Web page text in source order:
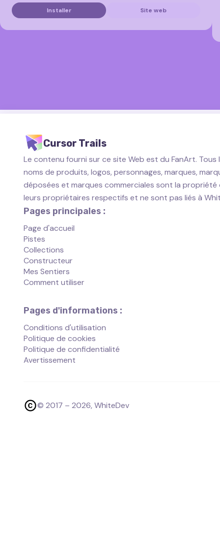
Installer Site web
Cursor Trails
Le contenu fourni sur ce site Web est du FanArt. Tous
noms de produits, logos, personnages, marques,
déposées et marques commerciales sont la propriété
leurs propriétaires respectifs et ne sont pas liés à
Pages principales :
Page d'accueil
Pistes
Collections
Constructeur
Mes Sentiers
Comment utiliser
Pages d'informations :
Conditions d'utilisation
Politique de cookies
Politique de confidentialité
Avertissement
© 2017 – 2026, WhiteDev